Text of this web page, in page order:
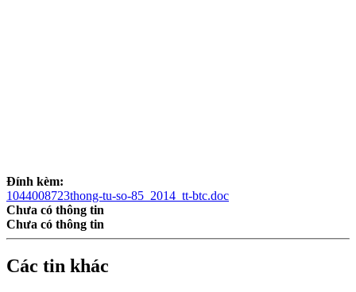
Đính kèm:
1044008723thong-tu-so-85_2014_tt-btc.doc
Chưa có thông tin
Chưa có thông tin
Các tin khác